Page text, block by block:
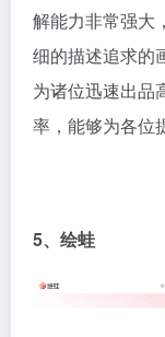
解能力非常强大
细的描述追求的
为诸位迅速出品
率，能够为各位
5、绘蛙